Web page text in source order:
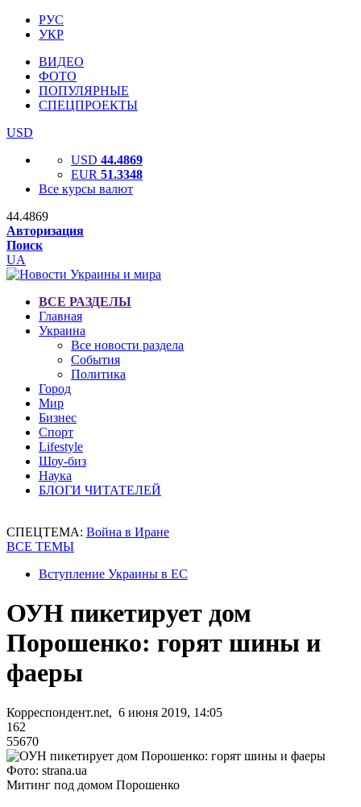
РУС
УКР
ВИДЕО
ФОТО
ПОПУЛЯРНЫЕ
СПЕЦПРОЕКТЫ
USD
USD 44.4869
EUR 51.3348
Все курсы валют
44.4869
Авторизация
Поиск
UA
ВСЕ РАЗДЕЛЫ
Главная
Украина
Все новости раздела
События
Политика
Город
Мир
Бизнес
Спорт
Lifestyle
Шоу-биз
Наука
БЛОГИ ЧИТАТЕЛЕЙ
СПЕЦТЕМА: Война в Иране
ВСЕ ТЕМЫ
Вступление Украины в ЕС
ОУН пикетирует дом
Порошенко: горят шины и
фаеры
Корреспондент.net, 6 июня 2019, 14:05
162
55670
Фото: strana.ua
Митинг под домом Порошенко